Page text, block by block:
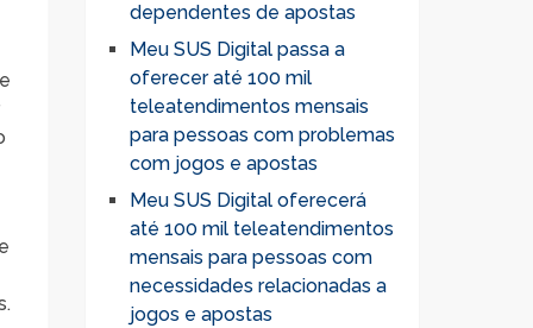
dependentes de apostas
Meu SUS Digital passa a
oferecer até 100 mil
teleatendimentos mensais
para pessoas com problemas
com jogos e apostas
Meu SUS Digital oferecerá
até 100 mil teleatendimentos
mensais para pessoas com
necessidades relacionadas a
jogos e apostas